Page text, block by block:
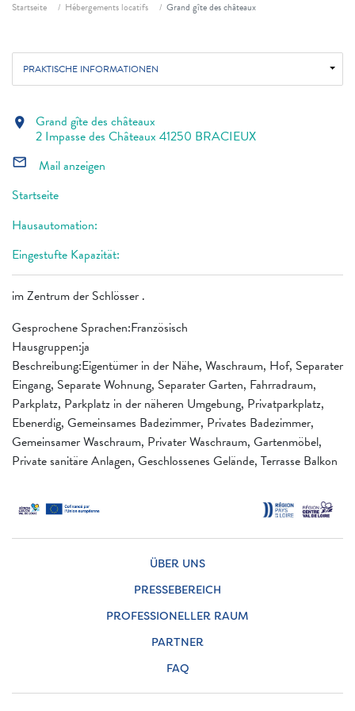
Startseite Hébergements locatifs Grand gîte des châteaux
PRAKTISCHE INFORMATIONEN
im Zentrum der Schlösser .
Gesprochene Sprachen:Französisch
Hausgruppen:ja
Beschreibung:Eigentümer in der Nähe, Waschraum, Hof, Separater
Eingang, Separate Wohnung, Separater Garten, Fahrradraum,
Parkplatz, Parkplatz in der näheren Umgebung, Privatparkplatz,
Ebenerdig, Gemeinsames Badezimmer, Privates Badezimmer,
Gemeinsamer Waschraum, Privater Waschraum, Gartenmöbel,
Private sanitäre Anlagen, Geschlossenes Gelände, Terrasse Balkon
location_on Grand gîte des châteaux
2 Impasse des Châteaux 41250 BRACIEUX
mail_outline
Mail anzeigen
Startseite
Hausautomation:
Eingestufte Kapazität:
ÜBER UNS
PRESSEBEREICH
PROFESSIONELLER RAUM
PARTNER
FAQ